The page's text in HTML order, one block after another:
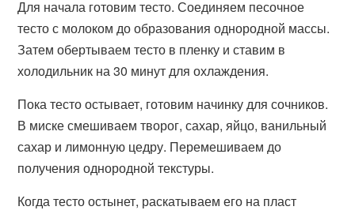
Для начала готовим тесто. Соединяем песочное
тесто с молоком до образования однородной массы.
Затем обертываем тесто в пленку и ставим в
холодильник на 30 минут для охлаждения.
Пока тесто остывает, готовим начинку для сочников.
В миске смешиваем творог, сахар, яйцо, ванильный
сахар и лимонную цедру. Перемешиваем до
получения однородной текстуры.
Когда тесто остынет, раскатываем его на пласт